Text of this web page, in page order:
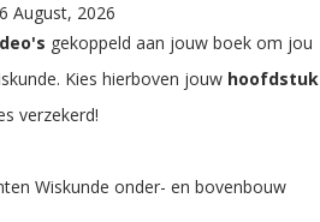
August, 2026
gekoppeld aan jouw boek om jou
Kies hierboven jouw hoofdstuk
verzekerd!
Wiskunde onder- en bovenbouw